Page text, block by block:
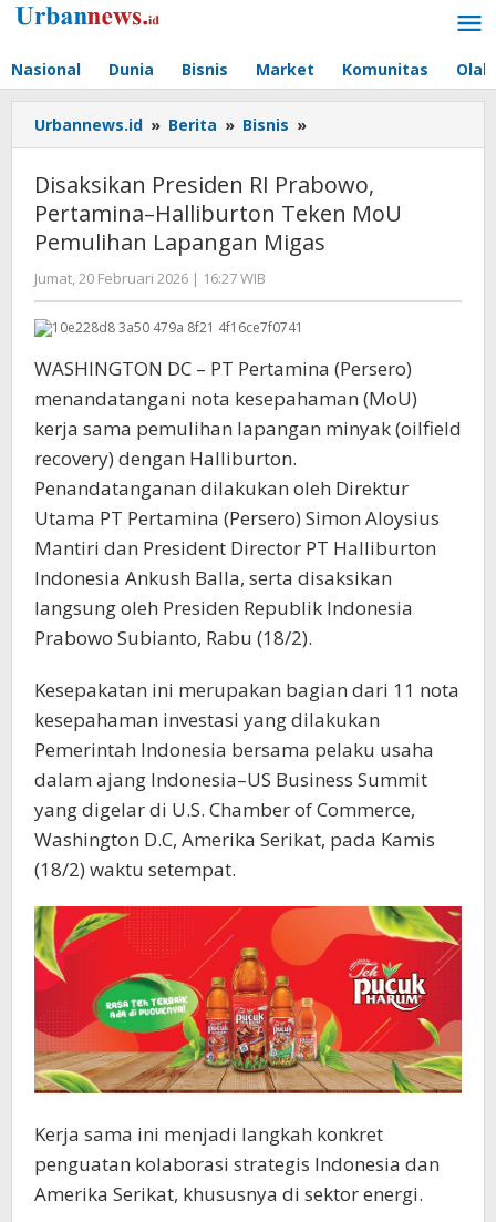
Lewati
konten
Nasional Dunia Bisnis Market Komunitas
Urbannews.id » Berita » Bisnis »
Presiden
RI
Prabowo,
Pertamina–
Halliburton
Migas
Disaksikan Presiden RI Prabowo,
Pertamina–Halliburton Teken MoU
Pemulihan Lapangan Migas
Jumat, 20 Februari 2026 | 16:27 WIB
Editor
WASHINGTON DC – PT Pertamina (Persero)
menandatangani nota kesepahaman (MoU)
kerja sama pemulihan lapangan minyak (oilfield
recovery) dengan Halliburton.
Penandatanganan dilakukan oleh Direktur
Utama PT Pertamina (Persero) Simon Aloysius
Mantiri dan President Director PT Halliburton
Indonesia Ankush Balla, serta disaksikan
langsung oleh Presiden Republik Indonesia
Prabowo Subianto, Rabu (18/2).
Kesepakatan ini merupakan bagian dari 11 nota
kesepahaman investasi yang dilakukan
Pemerintah Indonesia bersama pelaku usaha
dalam ajang Indonesia–US Business Summit
yang digelar di U.S. Chamber of Commerce,
Washington D.C, Amerika Serikat, pada Kamis
(18/2) waktu setempat.
Kerja sama ini menjadi langkah konkret
penguatan kolaborasi strategis Indonesia dan
Amerika Serikat, khususnya di sektor energi.